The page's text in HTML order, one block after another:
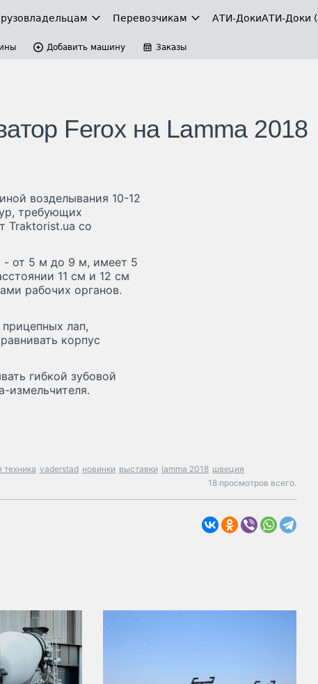
Перевозчикам АТИ-ДокиАТИ-Доки
Добавить машину Заказы
Ferox на Lamma 2018
возделывания 10-12
требующих
Traktorist.ua со
- от 5 м до 9 м, имеет 5
11 см и 12 см
рабочих органов.
лап,
корпус
гибкой зубовой
измельчителя.
техника vaderstad новинки выставки lamma 2018 швеция
18 просмотров всего.